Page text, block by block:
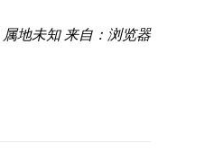
属地未知 来自：浏览器